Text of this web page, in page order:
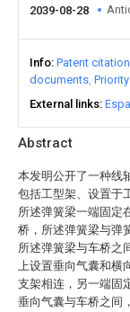
Abstract
本发明公开了一种线
包括工型架、设置于
所述弹簧梁一端固定
桥，所述弹簧梁与弹
所述弹簧梁与车桥之
上设置垂向气囊和横
支架相连，另一端固
垂向气囊与车桥之间
2039-08-28
Info Patent
documents
External links